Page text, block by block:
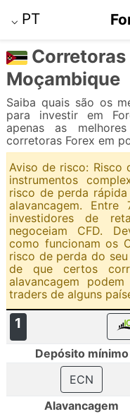
⌵ PT
Corretoras
Moçambique
Saiba quais são os
para investir em
apenas as
corretoras Forex em
Aviso de risco: Risco
instrumentos
risco de perda
alavancagem.
investidores de
negoceiam CFD.
como funcionam os
risco de perda do
de que certos
alavancagem
traders de alguns
1
Depósito mínimo
ECN
Alavancagem